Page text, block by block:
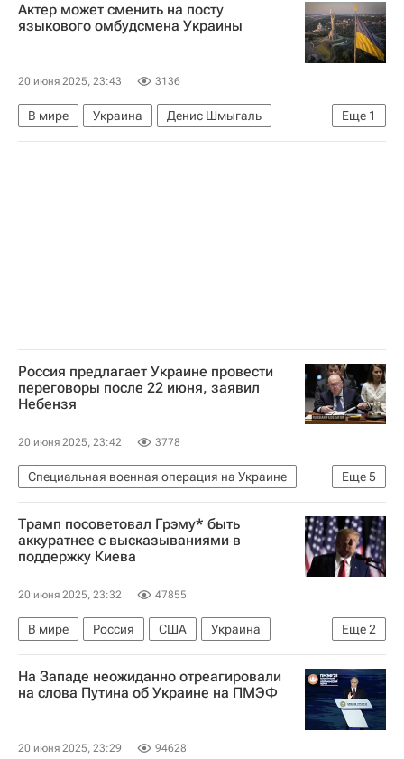
Министерство внутренних дел РФ (МВД России)
Актер может сменить на посту
языкового омбудсмена Украины
20 июня 2025, 23:43 3136
Еще 1
В мире Украина
Денис Шмыгаль
Тарас Креминь
Россия предлагает Украине провести
переговоры после 22 июня, заявил
Небензя
20 июня 2025, 23:42 3778
Еще5
Специальная военная операция на Украине
Россия
Украина
Стамбул
Василий Небензя
ООН
Трамп посоветовал Грэму* быть
аккуратнее с высказываниями в
поддержку Киева
20 июня 2025, 23:32 47855
Еще2
В мире Россия США
Украина
Дональд Трамп
Санкции в отношении России
На Западе неожиданно отреагировали
на слова Путина об Украине на ПМЭФ
20 июня 2025, 23:29 94628